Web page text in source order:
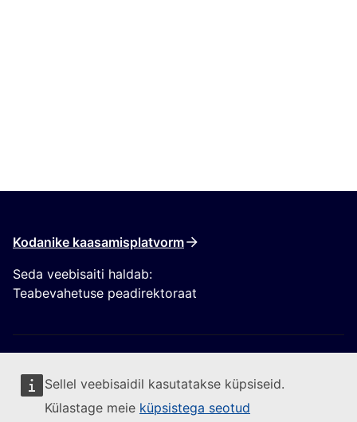
Sellel veebisaidil kasutatakse küpsiseid.
Külastage meie küpsistega seotud
Kodanike kaasamisplatvorm
Seda veebisaiti haldab:
Teabevahetuse peadirektoraat